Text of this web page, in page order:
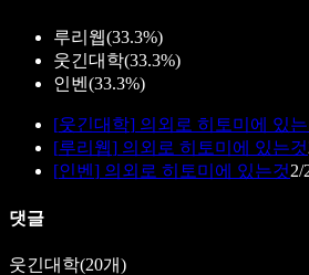
루리웹(33.3%)
웃긴대학(33.3%)
인벤 (33.3%)
[웃긴대학] 의외로 히토미에 있
[루리웹] 의외로 히토미에 있는것
[인벤 ] 의외로 히토미에 있는것2/
댓글
웃긴대학(20개)